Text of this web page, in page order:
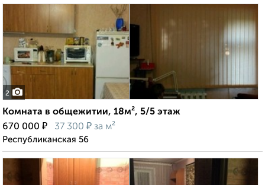
2
Комната в общежитии, 18м², 5/5 этаж
670 000 ₽ 37 300 ₽ за м²
Республиканская 56